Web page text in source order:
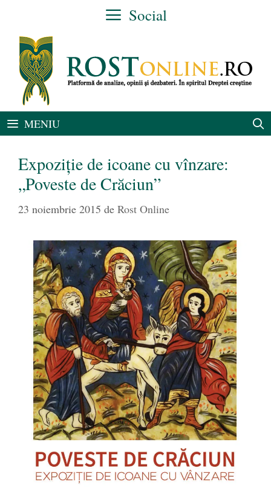
conținut
Social
MENIU
Expoziţie de icoane cu vînzare:
„Poveste de Crăciun”
23 noiembrie 2015 de Rost Online